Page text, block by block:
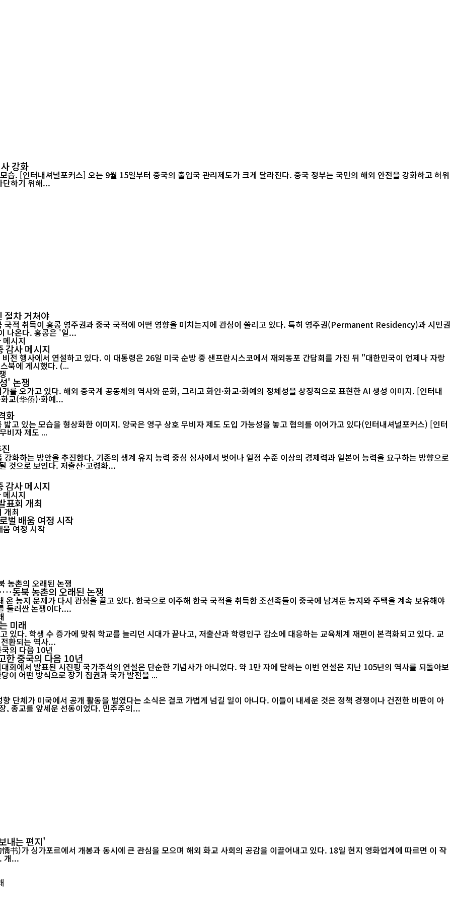
강화
화하고 허위
단하기 위해...
절차 거쳐야
적 취득이 홍콩 영주권과 중국 국적에 어떤 영향을 미치는지에 관심이 쏠리고 있다. 특히 영주권(Permanent Residency)과 시민권
(Citizenship)은 법적 의미가 달라 이를 혼동해서는 안 된다는 지적이 나온다. 홍콩은 '일...
사 메시지
북에 게시했다. (...
' 논쟁
오가고 있다. 해외 중국계 공동체의 역사와 문화, 그리고 화인·화교·화예의 정체성을 상징적으로 표현한 AI 생성 이미지. [인터내
교(华侨)·화예...
화
있는 모습을 형상화한 이미지. 양국은 영구 상호 무비자 제도 도입 가능성을 놓고 협의를 이어가고 있다(인터내셔널포커스) [인터
비자 제도 ...
화하는 방안을 추진한다. 기존의 생계 유지 능력 중심 심사에서 벗어나 일정 수준 이상의 경제력과 일본어 능력을 요구하는 방향으로
것으로 보인다. 저출산·고령화...
사 메시지
표회 개최
벌 배움 여정 시작
동북 농촌의 오래된 논쟁
농지 문제가 다시 관심을 끌고 있다. 한국으로 이주해 한국 국적을 취득한 조선족들이 중국에 남겨둔 농지와 주택을 계속 보유해야
둘러싼 논쟁이다....
미래
있다. 학생 수 증가에 맞춰 학교를 늘리던 시대가 끝나고, 저출산과 학령인구 감소에 대응하는 교육체계 재편이 본격화되고 있다. 교
환되는 역사...
중국의 다음 10년
에서 발표된 시진핑 국가주석의 연설은 단순한 기념사가 아니었다. 약 1만 자에 달하는 이번 연설은 지난 105년의 역사를 되돌아보
이 어떤 방식으로 장기 집권과 국가 발전을 ...
단체가 미국에서 공개 활동을 벌였다는 소식은 결코 가볍게 넘길 일이 아니다. 이들이 내세운 것은 정책 경쟁이나 건전한 비판이 아
, 종교를 앞세운 선동이었다. 민주주의...
내는 편지'
서 개봉과 동시에 큰 관심을 모으며 해외 화교 사회의 공감을 이끌어내고 있다. 18일 현지 영화업계에 따르면 이 작
개...